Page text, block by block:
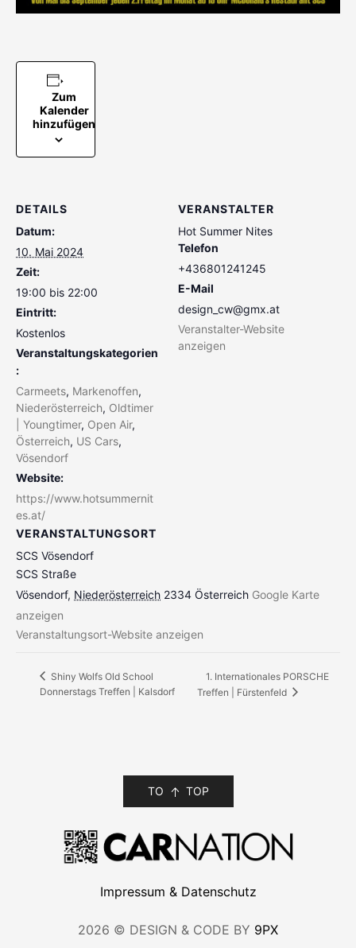
Zum
Kalender
hinzufügen
DETAILS
Datum:
10. Mai 2024
Zeit:
19:00 bis 22:00
Eintritt:
Kostenlos
Veranstaltungskategorien
:
Carmeets, Markenoffen,
Niederösterreich, Oldtimer
| Youngtimer, Open Air,
Österreich, US Cars,
Vösendorf
Website:
https://www.hotsummernit
es.at/
VERANSTALTUNGSORT
SCS Vösendorf
SCS Straße
Vösendorf, Niederösterreich 2334 Österreich Google Karte
anzeigen
Veranstaltungsort-Website anzeigen
VERANSTALTER
Hot Summer Nites
Telefon
+436801241245
E-Mail
design_cw@gmx.at
Veranstalter-Website
anzeigen
Shiny Wolfs Old School
Donnerstags Treffen | Kalsdorf
1. Internationales PORSCHE
Treffen | Fürstenfeld
TO TOP
Impressum & Datenschutz
2026 © DESIGN & CODE BY 9PX